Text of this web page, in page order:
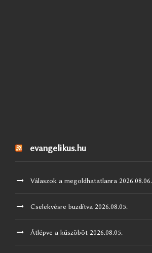
evangelikus.hu
Válaszok a megoldhatatlanra 2026.08.06.
Cselekvésre buzdítva 2026.08.05.
Átlépve a küszöböt 2026.08.05.